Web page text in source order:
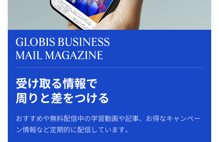
受け取る情報で
周りと差をつける
おすすめや無料配信中の学習動画や記事、お得なキャンペー
ン情報など定期的に配信しています。